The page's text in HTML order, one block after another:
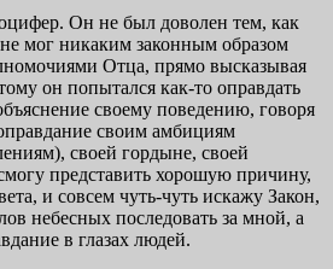
Он не был доволен тем, как
мог никаким законным образом
Отца, прямо высказывая
он попытался как-то оправдать
своему поведению, говоря
своим амбициям
своей гордыне, своей
представить хорошую причину,
и совсем чуть-чуть искажу Закон,
небесных последовать за мной, а
в глазах людей.